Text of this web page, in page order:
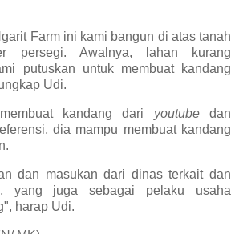
Farm ini kami bangun di atas tanah
persegi. Awalnya, lahan kurang
putuskan untuk membuat kandang
Udi.
kandang dari youtubedan
dia mampu membuat kandang
dan masukan dari dinas terkait dan
yang juga sebagai pelaku usaha
harap Udi.